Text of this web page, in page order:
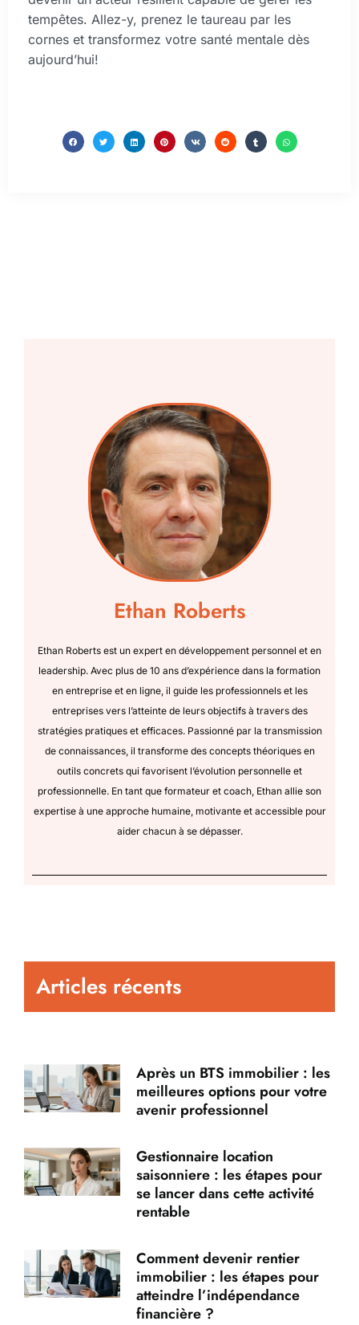
tempêtes. Allez-y, prenez le taureau par les
cornes et transformez votre santé mentale dès
aujourd’hui!
Ethan Roberts
Ethan Roberts est un expert en développement personnel et en
leadership. Avec plus de 10 ans d’expérience dans la formation
en entreprise et en ligne, il guide les professionnels et les
entreprises vers l’atteinte de leurs objectifs à travers des
stratégies pratiques et efficaces. Passionné par la transmission
de connaissances, il transforme des concepts théoriques en
outils concrets qui favorisent l’évolution personnelle et
professionnelle. En tant que formateur et coach, Ethan allie son
expertise à une approche humaine, motivante et accessible pour
aider chacun à se dépasser.
Articles récents
Après un BTS immobilier : les
meilleures options pour votre
avenir professionnel
Gestionnaire location
saisonniere : les étapes pour
se lancer dans cette activité
rentable
Comment devenir rentier
immobilier : les étapes pour
atteindre l’indépendance
financière ?